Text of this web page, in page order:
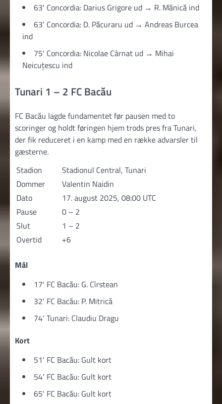
63′ Concordia: Darius Grigore ud → R. Mănică ind
63′ Concordia: D. Păcuraru ud → Andreas Burcea
ind
75′ Concordia: Nicolae Cârnat ud → Mihai
Neicuțescu ind
Tunari 1 – 2 FC Bacău
FC Bacău lagde fundamentet før pausen med to
scoringer og holdt føringen hjem trods pres fra Tunari,
der fik reduceret i en kamp med en række advarsler til
gæsterne.
Stadion
Stadionul Central, Tunari
Dommer
Valentin Naidin
Dato
17. august 2025, 08:00 UTC
Pause
0 – 2
Slut
1 – 2
Overtid
+6
Mål
17′ FC Bacău: G. Cîrstean
32′ FC Bacău: P. Mitrică
74′ Tunari: Claudiu Dragu
Kort
51′ FC Bacău: Gult kort
54′ FC Bacău: Gult kort
65′ FC Bacău: Gult kort